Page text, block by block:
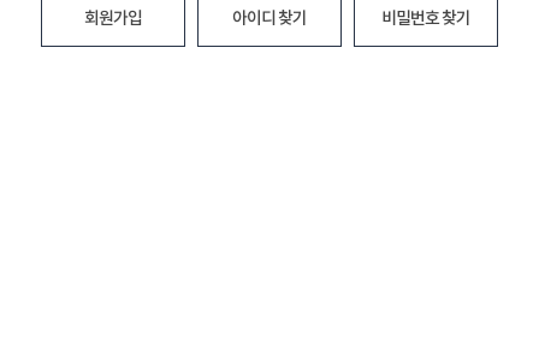
회원가입 아이디 찾기 비밀번호 찾기